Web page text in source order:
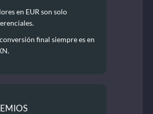
en EUR son solo
final siempre es en